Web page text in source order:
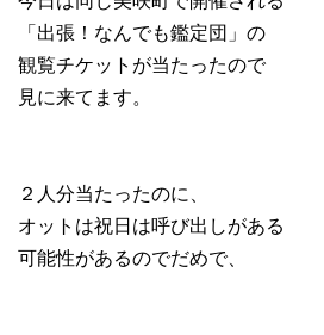
「出張！なんでも鑑定団」の
観覧チケットが当たったので
見に来てます。
２人分当たったのに、
オットは祝日は呼び出しがある
可能性があるのでだめで、